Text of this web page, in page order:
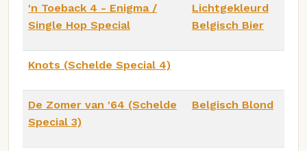
'n Toeback 4 - Enigma /
Single Hop Special
Lichtgekleurd
Belgisch Bier
Knots (Schelde Special 4)
De Zomer van '64 (Schelde
Special 3)
Belgisch Blond